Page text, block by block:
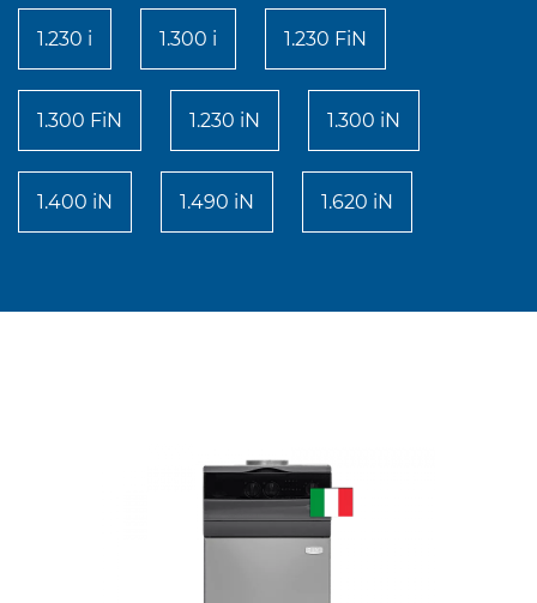
1.230 i 1.300 i 1.230 FiN
1.300 FiN 1.230 iN 1.300 iN
1.400 iN 1.490 iN 1.620 iN